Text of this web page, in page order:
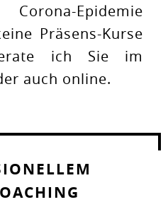
Epidemie
Präsens-Kurse
ich Sie im
auch online.